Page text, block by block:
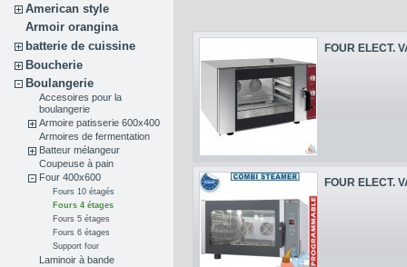
American style
Armoir orangina
batterie de cuissine
Boucherie
Boulangerie
Accesoires pour la
boulangerie
Armoire patisserie 600x400
Armoires de fermentation
Batteur mélangeur
Coupeuse à pain
Four 400x600
Fours 10 étagés
Fours 4 étages
Fours 5 étages
Fours 6 étages
Support four
Laminoir à bande
FOUR ELECT.
FOUR ELECT.